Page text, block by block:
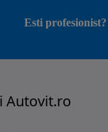
Esti profesionist?
Autovit.ro